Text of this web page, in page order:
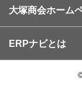
大塚商会ホーム
ERPナビとは